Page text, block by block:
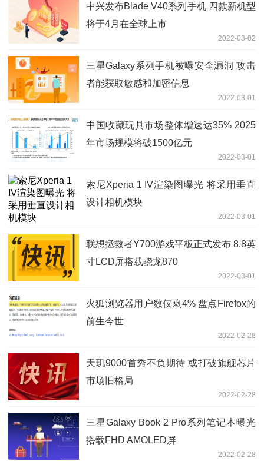
中兴发布Blade V40系列手机 四款新机型
将于4月在全球上市
2022-03-02
三星Galaxy系列手机被曝安全漏洞 攻击
者能获取敏感和加密信息
2022-03-01
中国收藏玩具市场整体增速达35% 2025
年市场规模将破1500亿元
2022-03-01
索尼Xperia 1 IV渲染图曝光 将采用垂直
设计相机模块
2022-03-01
联想拯救者Y700游戏平板正式发布 8.8英
寸LCD屏搭载骁龙870
2022-03-01
火狐浏览器用户数仅剩4% 盘点Firefox的
前生今世
2022-02-28
天玑9000首秀不负期待 或打破旗舰芯片
市场旧格局
2022-02-28
三星Galaxy Book 2 Pro系列笔记本曝光
搭载FHD AMOLED屏
2022-02-28